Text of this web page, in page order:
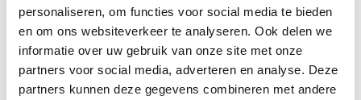
personaliseren, om functies voor social media te bieden
en om ons websiteverkeer te analyseren. Ook delen we
informatie over uw gebruik van onze site met onze
partners voor social media, adverteren en analyse. Deze
partners kunnen deze gegevens combineren met andere
Blauw Geel B1 wint ruim van Olympia